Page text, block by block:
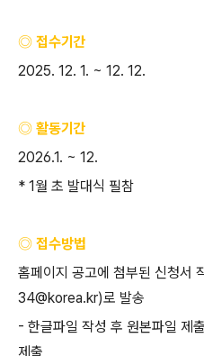
◎ 접수기간
2025. 12. 1. ~ 12. 12.
◎ 활동기간
2026.1. ~ 12.
* 1월 초 발대식 필참
◎ 접수방법
홈페이지 공고에 첨부된 신청서
34@korea.kr)로 발송
- 한글파일 작성 후 원본파일 제
제출